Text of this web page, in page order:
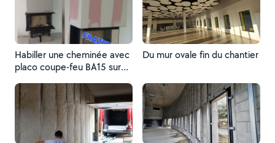
Habiller une cheminée avec
placo coupe-feu BA15 sur
0,48
Du mur ovale fin du chantier